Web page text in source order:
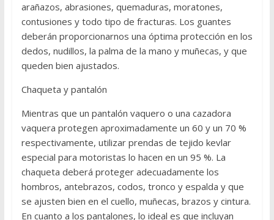
arañazos, abrasiones, quemaduras, moratones,
contusiones y todo tipo de fracturas. Los guantes
deberán proporcionarnos una óptima protección en los
dedos, nudillos, la palma de la mano y muñecas, y que
queden bien ajustados.
Chaqueta y pantalón
Mientras que un pantalón vaquero o una cazadora
vaquera protegen aproximadamente un 60 y un 70 %
respectivamente, utilizar prendas de tejido kevlar
especial para motoristas lo hacen en un 95 %. La
chaqueta deberá proteger adecuadamente los
hombros, antebrazos, codos, tronco y espalda y que
se ajusten bien en el cuello, muñecas, brazos y cintura.
En cuanto a los pantalones, lo ideal es que incluyan